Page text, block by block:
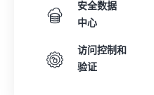
安全数据
中心
访问控制和
验证